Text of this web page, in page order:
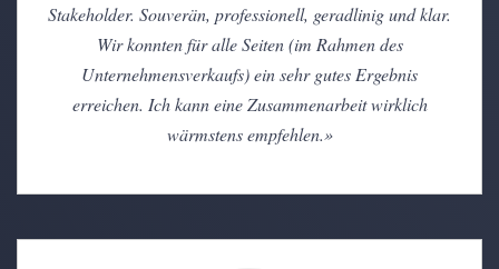
Stakeholder. Souverän, professionell, geradlinig und klar.
Wir konnten für alle Seiten (im Rahmen des
Unternehmensverkaufs) ein sehr gutes Ergebnis
erreichen. Ich kann eine Zusammenarbeit wirklich
wärmstens empfehlen.»